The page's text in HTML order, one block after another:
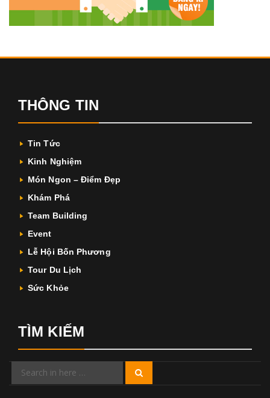
THÔNG TIN
Tin Tức
Kinh Nghiệm
Món Ngon – Điểm Đẹp
Khám Phá
Team Building
Event
Lễ Hội Bốn Phương
Tour Du Lịch
Sức Khỏe
TÌM KIẾM
Search